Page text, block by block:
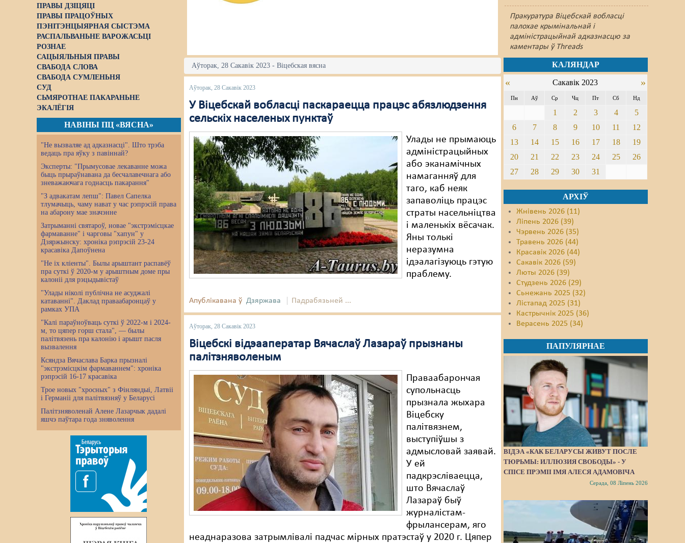
ПРАВЫ ДЗІЦЯЦІ
ПРАВЫ ПРАЦОЎНЫХ
ПЭНІТЭНЦЫЯРНАЯ СЫСТЭМА
РАСПАЛЬВАНЬНЕ ВАРОЖАСЬЦІ
РОЗНАЕ
САЦЫЯЛЬНЫЯ ПРАВЫ
СВАБОДА СЛОВА
СВАБОДА СУМЛЕНЬНЯ
СУД
СЬМЯРОТНАЕ ПАКАРАНЬНЕ
ЭКАЛЁГІЯ
НАВІНЫ ПЦ «ВЯСНА»
"Не вызваляе ад адказнасці". Што трэба
ведаць пра яўку з павіннай?
Эксперты: "Прымусовае лекаванне можа
быць прыраўнавана да бесчалавечнага або
зневажаючага годнасць пакарання"
"З адвакатам лепш": Павел Сапелка
тлумачыць, чаму нават у час рэпрэсій права
на абарону мае значэнне
Затрыманні святароў, новае "экстрэмісцкае
фармаванне" і чарговы "хапун" у
Дзяржынску: хроніка рэпрэсій 23-24
красавіка Дапоўнена
"Не іх кліенты". Былы арыштант распавёў
пра суткі ў 2020-м у арыштным доме пры
калоніі для рэцыдывістаў
"Улады ніколі публічна не асуджалі
катаванні". Даклад праваабаронцаў у
рамках УПА
"Калі параўноўваць суткі ў 2022-м і 2024-
м, то цяпер горш стала", — былы
палітвязень пра калонію і арышт пасля
вызвалення
Ксяндза Вячаслава Барка прызналі
"экстрэмісцкім фармаваннем": хроніка
рэпрэсій 16-17 красавіка
Трое новых "хросных" з Фінляндыі, Латвіі
і Германіі для палітвязняў у Беларусі
Палітзняволенай Алене Лазарчык дадалі
яшчэ паўтара года зняволення
Пракуратура Віцебскай вобласці
палохае крымінальнай і
адміністрацыйнай адказнасцю за
каментары ў Threads
Аўторак, 28 Сакавік 2023 - Віцебская вясна
Аўторак, 28 Сакавік 2023
У Віцебскай вобласці паскараецца працэс абязлюдзення
сельскіх населеных пунктаў
Улады не прымаюць
адміністрацыйных
або эканамічных
намаганняў для
таго, каб неяк
запаволіць працэс
страты насельніцтва
і маленькіх вёсачак.
Яны толькі
неразумна
ідэалагізуюць гэтую
праблему.
Апублікавана ў Дзяржава Падрабязьней ...
Аўторак, 28 Сакавік 2023
Віцебскі відэааператар Вячаслаў Лазараў прызнаны
палітзняволеным
Праваабарончая
супольнасць
прызнала жыхара
Віцебску
палітвязнем,
выступіўшы з
адмысловай заявай.
У ей
падкрэсліваецца,
што Вячаслаў
Лазараў быў
журналістам-
фрылансерам, яго
неаднаразова затрымлівалі падчас мірных пратэстаў у 2020 г. Цяпер
КАЛЯНДАР
« Сакавік 2023 »
Пн Аў Ср Чц Пт Сб Нд
1 2 3 4
5
6
7 8 9 10 11
12
13
14 15 16 17 18
19
20
21 22 23 24 25
26
27
28 29 30 31
АРХІЎ
Жнівень 2026 (11)
Ліпень 2026 (39)
Чэрвень 2026 (35)
Травень 2026 (44)
Красавік 2026 (44)
Сакавік 2026 (59)
Люты 2026 (39)
Студзень 2026 (29)
Сьнежань 2025 (32)
Лістапад 2025 (31)
Кастрычнік 2025 (36)
Верасень 2025 (34)
ПАПУЛЯРНАЕ
ВІДЭА «КАК БЕЛАРУСЫ ЖИВУТ ПОСЛЕ
ТЮРЬМЫ: ИЛЛЮЗИЯ СВОБОДЫ» - У
СПІСЕ ПРЭМІІ ІМЯ АЛЕСЯ АДАМОВІЧА
Серада, 08 Ліпень 2026